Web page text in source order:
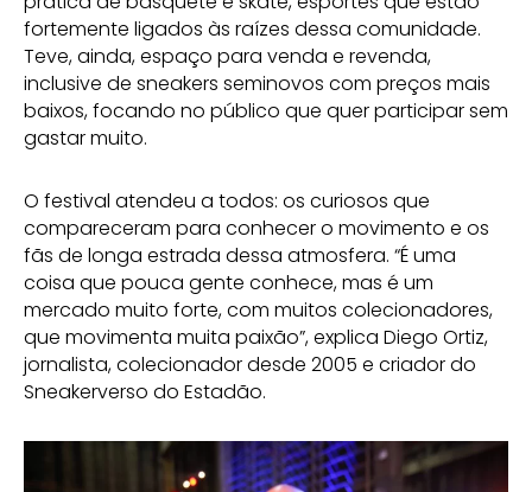
fortemente ligados às raízes dessa comunidade.
Teve, ainda, espaço para venda e revenda,
inclusive de sneakers seminovos com preços mais
baixos, focando no público que quer participar sem
gastar muito.
O festival atendeu a todos: os curiosos que
compareceram para conhecer o movimento e os
fãs de longa estrada dessa atmosfera. “É uma
coisa que pouca gente conhece, mas é um
mercado muito forte, com muitos colecionadores,
que movimenta muita paixão”, explica Diego Ortiz,
jornalista, colecionador desde 2005 e criador do
Sneakerverso do Estadão.